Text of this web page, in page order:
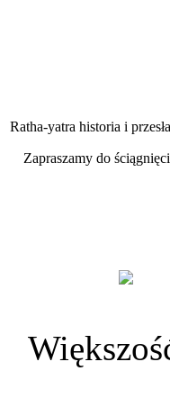
Ratha-yatra historia i
Zapraszamy do